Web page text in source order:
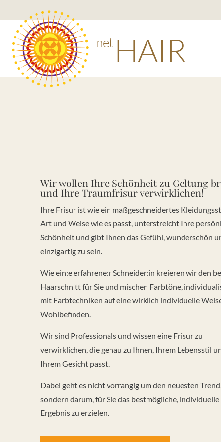
HAIR
net
Wir wollen Ihre Schönheit zu Geltung
und Ihre Traumfrisur verwirklichen!
Ihre Frisur ist wie ein maßgeschneidertes
Art und Weise wie es passt, unterstreicht Ihre
Schönheit und gibt Ihnen das Gefühl, wunderschön
einzigartig zu sein.
Wie ein:e erfahrene:r Schneider:in kreieren wir den
Haarschnitt für Sie und mischen Farbtöne,
mit Farbtechniken auf eine wirklich individuelle
Wohlbefinden.
Wir sind Professionals und wissen eine Frisur zu
verwirklichen, die genau zu Ihnen, Ihrem Lebensstil
Ihrem Gesicht passt.
Dabei geht es nicht vorrangig um den neuesten Trend,
sondern darum, für Sie das bestmögliche, individuelle
Ergebnis zu erzielen.